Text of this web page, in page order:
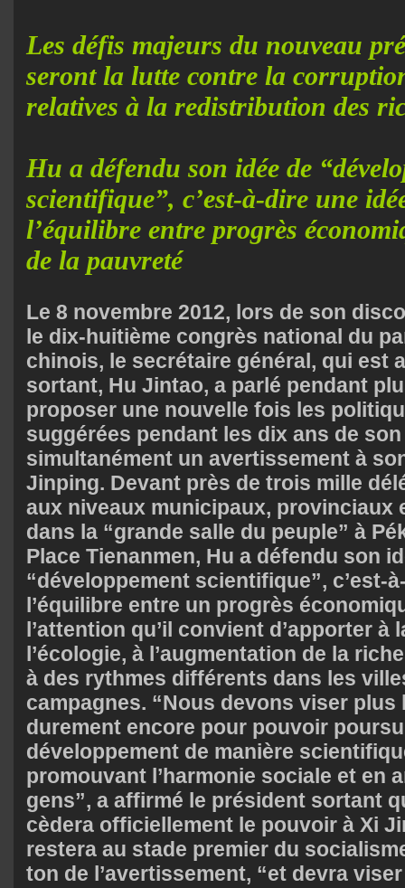
Les défis majeurs du nouveau
seront la lutte contre la
relatives à la redistribution des
Hu a défendu son idée de
scientifique”, c’est-à-dire une
l’équilibre entre progrès
de la pauvreté
Le 8 novembre 2012, lors de son
le dix-huitième congrès national du
chinois, le secrétaire général, qui est
sortant, Hu Jintao, a parlé pendant
proposer une nouvelle fois les
suggérées pendant les dix ans de
simultanément un avertissement à
Jinping. Devant près de trois mille
aux niveaux municipaux, provinciaux
dans la “grande salle du peuple” à
Place Tienanmen, Hu a défendu son
“développement scientifique”, c’est-
l’équilibre entre un progrès
l’attention qu’il convient d’apporter à
l’écologie, à l’augmentation de la
à des rythmes différents dans les
campagnes. “Nous devons viser
durement encore pour pouvoir
développement de manière
promouvant l’harmonie sociale et en
gens”, a affirmé le président sortant
cèdera officiellement le pouvoir à Xi
restera au stade premier du
ton de l’avertissement, “et devra